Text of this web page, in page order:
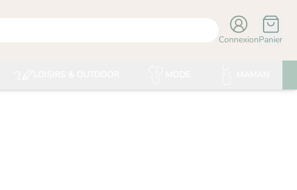
ConnexionPanier